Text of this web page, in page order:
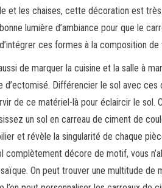
et les chaises, cette décoration est
lumière d’ambiance pour que le
ces formes à la composition
de marquer la cuisine et la salle à
Différencier le sol avec
de ce matériel-là pour éclaircir le
un sol en carreau de ciment de
et révèle la singularité de chaque
complètement décore de motif, vous
On peut trouver une multitude